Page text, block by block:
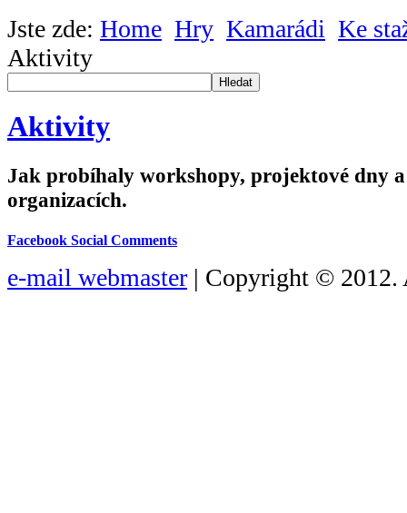
Jste zde: Home Hry Kamarádi Ke
Aktivity
Hledat
Aktivity
Jak probíhaly workshopy, projektové dny
organizacích.
Facebook Social Comments
e-mail webmaster | Copyright © 2012.